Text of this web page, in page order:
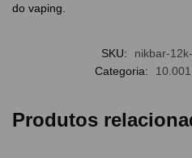
do vaping.
SKU:
nikbar-
Categoria:
Produtos